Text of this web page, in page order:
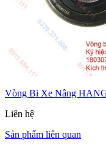
Vòng Bi Xe Nâng
Liên hệ
Sản phẩm liên quan